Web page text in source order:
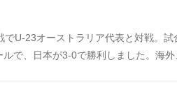
U-23オーストラリア代表と対戦。試
で、日本が3-0で勝利しました。海外